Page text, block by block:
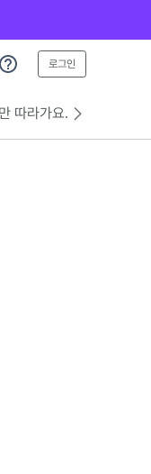
로그인
따라가요.